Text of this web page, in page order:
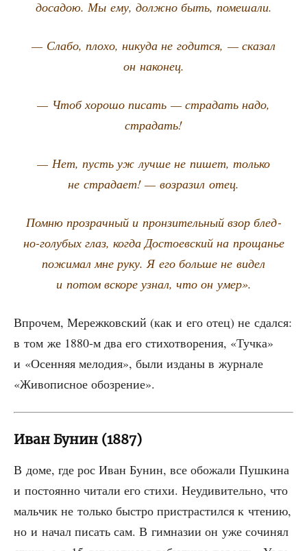
доса­дою. Мы ему, долж­но быть, помешали.
— Сла­бо, пло­хо, нику­да не годит­ся, — ска­зал
он наконец.
— Чтоб хоро­шо писать — стра­дать надо,
страдать!
— Нет, пусть уж луч­ше не пишет, толь­ко
не стра­да­ет! — воз­ра­зил отец.
Пом­ню про­зрач­ный и прон­зи­тель­ный взор блед­
но-голу­бых глаз, когда Досто­ев­ский на про­ща­нье
пожи­мал мне руку. Я его боль­ше не видел
и потом вско­ре узнал, что он умер».
Впро­чем, Мереж­ков­ский (как и его отец) не сдал­ся:
в том же 1880‑м два его сти­хо­тво­ре­ния, «Туч­ка»
и «Осен­няя мело­дия», были изда­ны в жур­на­ле
«Живо­пис­ное обозрение».
Иван Бунин (1887)
В доме, где рос Иван Бунин, все обо­жа­ли Пуш­ки­на
и посто­ян­но чита­ли его сти­хи. Неуди­ви­тель­но, что
маль­чик не толь­ко быст­ро при­стра­стил­ся к чте­нию,
но и начал писать сам. В гим­на­зии он уже сочи­нял